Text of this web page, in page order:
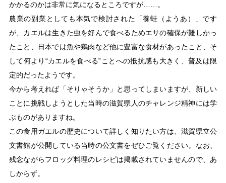
かかるのかは非常に気になるところですが……。
農業の副業としても本気で検討された「養蛙（ようあ）」です
が、カエルは生きた虫を好んで食べるためエサの確保が難しかっ
たこと、日本では魚や鶏肉など他に豊富な食材があったこと、そ
して何より“カエルを食べる”ことへの抵抗感も大きく、普及は限
定的だったようです。
今から考えれば「そりゃそうか」と思ってしまいますが、新しい
ことに挑戦しようとした当時の滋賀県人のチャレンジ精神には学
ぶものがありますね。
この食用ガエルの歴史について詳しく知りたい方は、滋賀県立公
文書館が公開している当時の公文書をぜひご覧ください。なお、
残念ながらフロッグ料理のレシピは掲載されていませんので、あ
しからず。